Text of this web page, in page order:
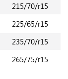
215/70/r15
225/65/r15
235/70/r15
265/75/r15